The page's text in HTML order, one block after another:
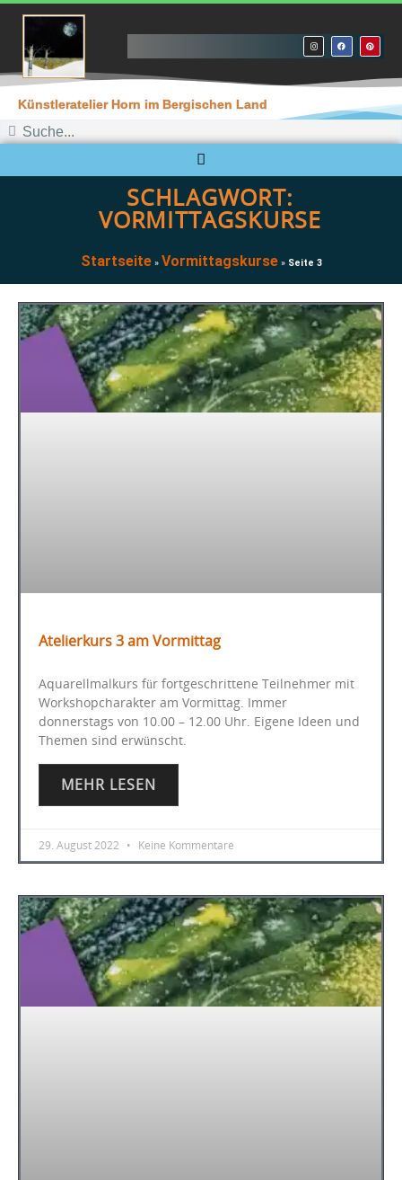
Künstleratelier Horn im Bergischen Land
SCHLAGWORT:
VORMITTAGSKURSE
Startseite» Vormittagskurse» Seite 3
Atelierkurs 3 am Vormittag
Aquarellmalkurs für fortgeschrittene Teilnehmer mit
Workshopcharakter am Vormittag. Immer
donnerstags von 10.00 – 12.00 Uhr. Eigene Ideen und
Themen sind erwünscht.
MEHR LESEN
29. August 2022 Keine Kommentare